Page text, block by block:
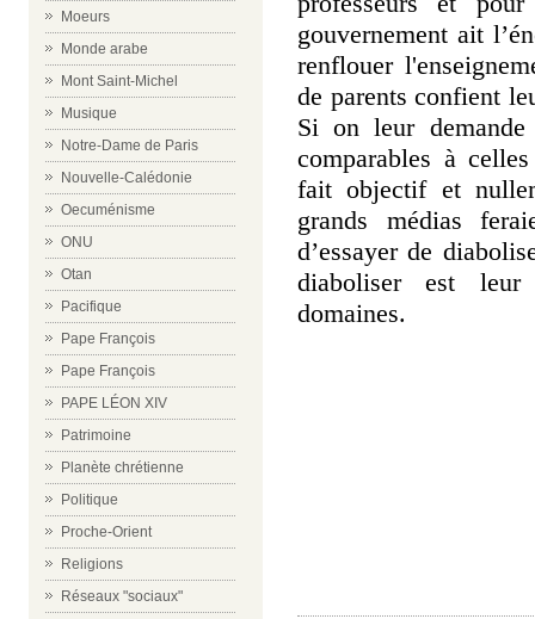
Moeurs
Monde arabe
Mont Saint-Michel
Musique
Notre-Dame de Paris
Nouvelle-Calédonie
Oecuménisme
ONU
Otan
Pacifique
Pape François
Pape François
PAPE LÉON XIV
Patrimoine
Planète chrétienne
Politique
Proche-Orient
Religions
Réseaux "sociaux"
gouvernement ait
renflouer
de parents confient
Si on leur
comparables à
fait objectif et
grands médias
d’essayer de
diaboliser est
domaines.